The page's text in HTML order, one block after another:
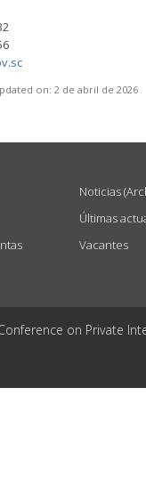
on: 2 de abril de 2026
Noticias
Últimas
Vacantes
on Private